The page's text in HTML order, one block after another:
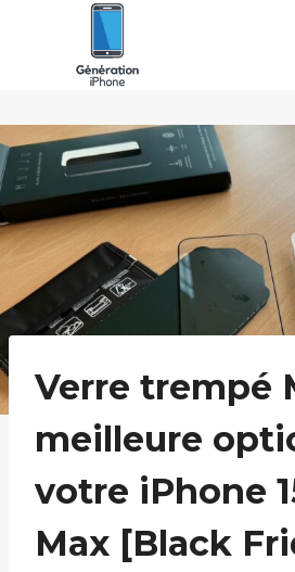
Verre trempé
meilleure
votre iPhone
Max [Black